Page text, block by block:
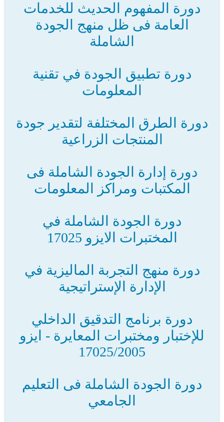
دورة المفهوم الحديث للخدمات
العامة فى ظل منهج الجودة
الشاملة
دورة تطبيق الجودة في تقنية
المعلومات
دورة الطرق المختلفة لتقدير جودة
المنتجات الزراعية
دورة إدارة الجودة الشاملة فى
المكتبات ومراكز المعلومات
دورة الجودة الشاملة في
المختبرات الايزو 17025
دورة منهج التجربة الماليزية في
الإدارة الإستراتيجية
دورة برنامج التدقيق الداخلي
للإختبار ومختبرات المعايرة - ايزو
17025/2005
دورة الجودة الشاملة فى التعليم
الجامعي